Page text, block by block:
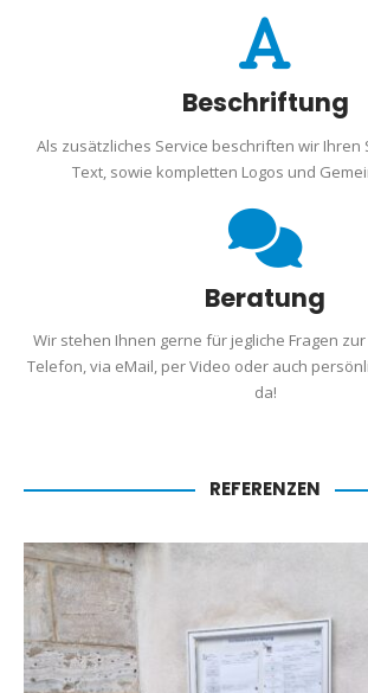
Beschriftung
Als zusätzliches Service beschriften wir Ihren
Text, sowie kompletten Logos und
Beratung
Wir stehen Ihnen gerne für jegliche Fragen
Telefon, via eMail, per Video oder auch
da!
REFERENZEN